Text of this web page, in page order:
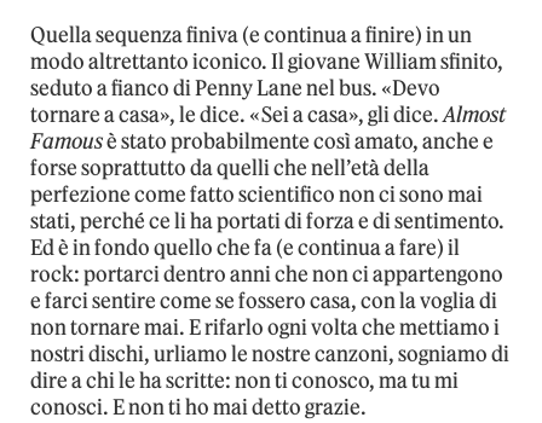
Quella sequenza finiva (e continua a finire) in un
modo altrettanto iconico. Il giovane William sfinito,
seduto a fianco di Penny Lane nel bus. «Devo
tornare a casa», le dice. «Sei a casa», gli dice.Almost
Famousè stato probabilmente così amato, anche e
forse soprattutto da quelli che nell’età della
perfezione come fatto scientifico non ci sono mai
stati, perché ce li ha portati di forza e di sentimento.
Ed è in fondo quello che fa (e continua a fare) il
rock: portarci dentro anni che non ci appartengono
e farci sentire come se fossero casa, con la voglia di
non tornare mai. E rifarlo ogni volta che mettiamo i
nostri dischi, urliamo le nostre canzoni, sogniamo di
dire a chi le ha scritte: non ti conosco, ma tu mi
conosci. E non ti ho mai detto grazie.